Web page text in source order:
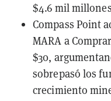
$4.6 mil
Compass Point
MARA a
$30,
sobrepasó los
crecimiento